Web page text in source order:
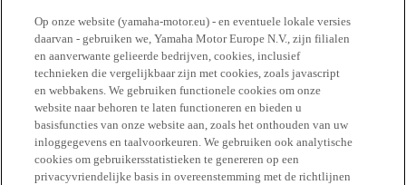
Op onze website (yamaha-motor.eu) - en eventuele lokale versies
daarvan - gebruiken we, Yamaha Motor Europe N.V., zijn filialen
en aanverwante gelieerde bedrijven, cookies, inclusief
technieken die vergelijkbaar zijn met cookies, zoals javascript
en webbakens. We gebruiken functionele cookies om onze
website naar behoren te laten functioneren en bieden u
basisfuncties van onze website aan, zoals het onthouden van uw
inloggegevens en taalvoorkeuren. We gebruiken ook analytische
cookies om gebruikersstatistieken te genereren op een
privacyvriendelijke basis in overeenstemming met de richtlijnen